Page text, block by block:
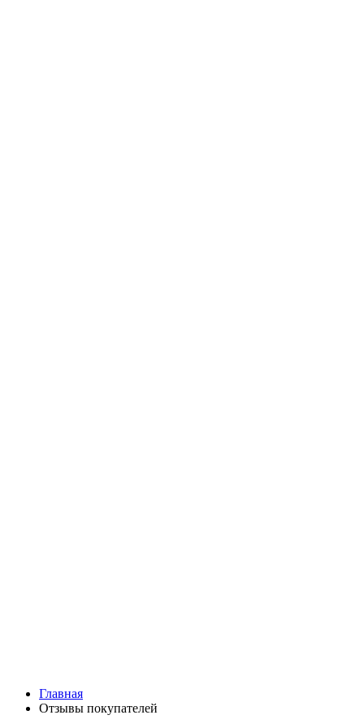
Главная
Отзывы покупателей